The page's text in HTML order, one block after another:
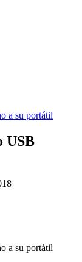
a su portátil
USB
a su portátil